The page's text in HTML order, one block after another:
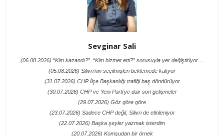
Sevginar Sali
(06.08.2026) “Kim kazandı?”. “Kim hizmet etti?” sorusuyla yer değiştiriyor…
(05.08.2026) Silivri’nin seçilmişleri beklemede kalıyor
(31.07.2026) CHP İlçe Başkanlığı trafiği baş döndürüyor
(30.07.2026) CHP ve Yeni Parti’ye dair son gelişmeler
(29.07.2026) Göz göre göre
(23.07.2026) Sadece CHP değil, Silivri de etkileniyor
(22.07.2026) Başka şeyler yazmak isterdim
(20.07.2026) Komşudan bir örnek